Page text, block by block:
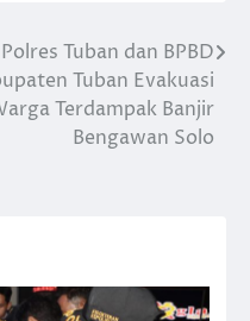
Polres Tuban dan BPBD
Tuban Evakuasi
Terdampak Banjir
Bengawan Solo